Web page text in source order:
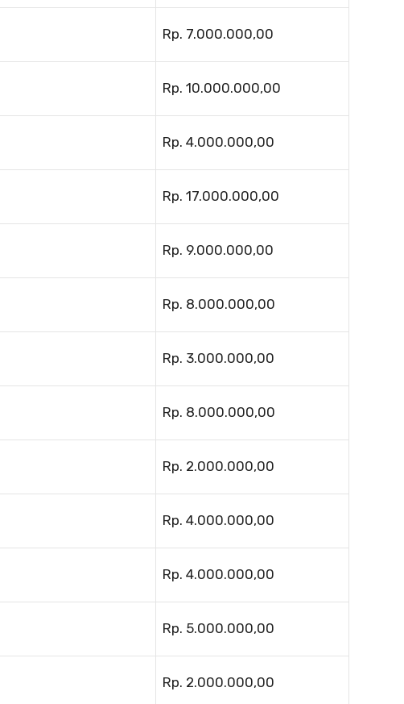
Rp. 7.000.000,00
Rp. 10.000.000,00
Rp. 4.000.000,00
Rp. 17.000.000,00
Rp. 9.000.000,00
Rp. 8.000.000,00
Rp. 3.000.000,00
Rp. 8.000.000,00
Rp. 2.000.000,00
Rp. 4.000.000,00
Rp. 4.000.000,00
Rp. 5.000.000,00
Rp. 2.000.000,00